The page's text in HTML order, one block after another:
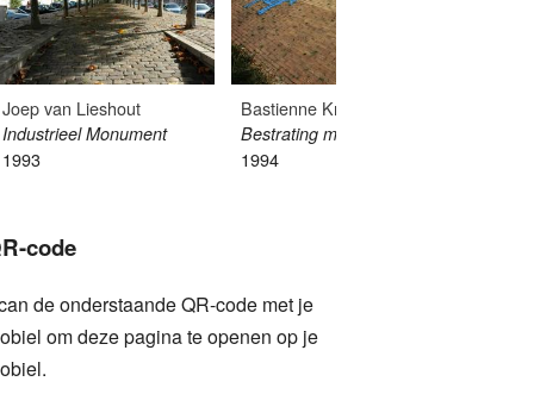
Joep van Lieshout
Industrieel Monument
1993
Bastienne Kramer
Bestrating met beesten
1994
code
de onderstaande QR-code met je
om deze pagina te openen op je